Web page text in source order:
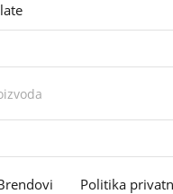
Politika